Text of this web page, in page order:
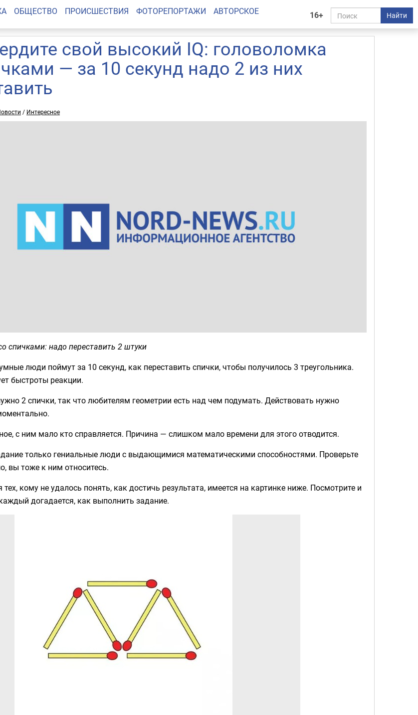
16+ Найти
ОБЩЕСТВО ПРОИСШЕСТВИЯ ФОТОРЕПОРТАЖИ АВТОРСКОЕ
свой высокий IQ: головоломка
— за 10 секунд надо 2 из них
/ Интересное
спичками: надо переставить 2 штуки
люди поймут за 10 секунд, как переставить спички, чтобы получилось 3 треугольника.
быстроты реакции.
2 спички, так что любителям геометрии есть над чем подумать. Действовать нужно
с ним мало кто справляется. Причина — слишком мало времени для этого отводится.
только гениальные люди с выдающимися математическими способностями. Проверьте
вы тоже к ним относитесь.
кому не удалось понять, как достичь результата, имеется на картинке ниже. Посмотрите и
догадается, как выполнить задание.